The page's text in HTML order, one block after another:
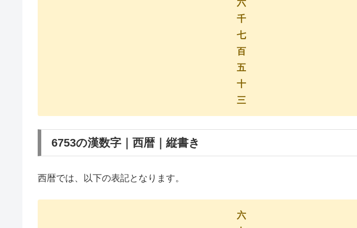
六
千
七
百
五
十
三
6753の漢数字｜西暦｜縦書き
西暦では、以下の表記となります。
六